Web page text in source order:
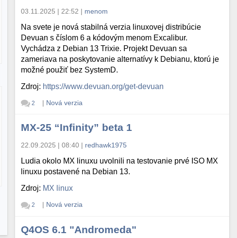
03.11.2025 | 22:52 | menom
Na svete je nová stabilná verzia linuxovej distribúcie
Devuan s číslom 6 a kódovým menom Excalibur.
Vychádza z Debian 13 Trixie. Projekt Devuan sa
zameriava na poskytovanie alternatívy k Debianu, ktorú je
možné použiť bez SystemD.
Zdroj: https://www.devuan.org/get-devuan
2 | Nová verzia
MX-25 “Infinity” beta 1
22.09.2025 | 08:40 | redhawk1975
Ludia okolo MX linuxu uvolnili na testovanie prvé ISO MX
linuxu postavené na Debian 13.
Zdroj: MX linux
2 | Nová verzia
Q4OS 6.1 "Andromeda"